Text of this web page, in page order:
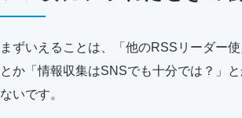
まずいえることは、「他のRSSリーダー使
とか「情報収集はSNSでも十分では？」
ないです。